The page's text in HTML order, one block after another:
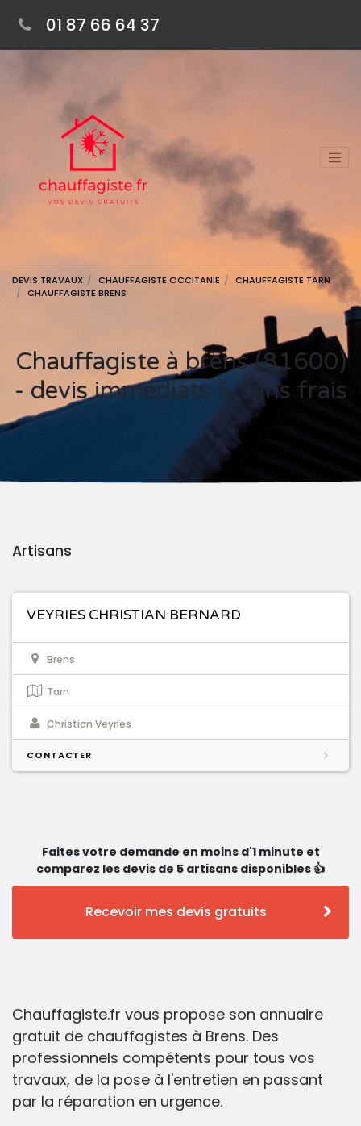
01 87 66 64 37
DEVIS TRAVAUX CHAUFFAGISTE OCCITANIE
CHAUFFAGISTE TARN
CHAUFFAGISTE BRENS
Chauffagiste à brens (81600)
- devis immédiats & sans frais
Artisans
VEYRIES CHRISTIAN BERNARD
Brens
Tarn
Christian Veyries
CONTACTER
Faites votre demande en moins d'1 minute et
comparez les devis de 5 artisans disponibles 👍
Recevoir mes devis gratuits
Chauffagiste.fr vous propose son annuaire
gratuit de chauffagistes à Brens. Des
professionnels compétents pour tous vos
travaux, de la pose à l'entretien en passant
par la réparation en urgence.